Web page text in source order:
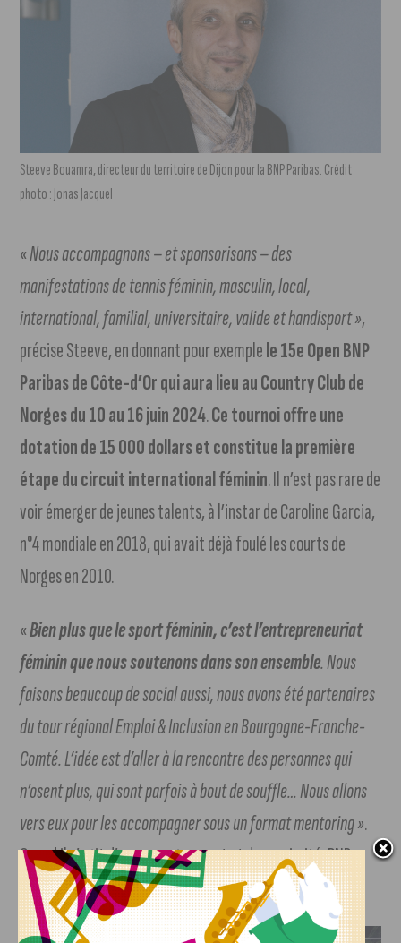
Steeve Bouamra, directeur du territoire de Dijon pour la BNP Paribas. Crédit
photo : Jonas Jacquel
«Nous accompagnons – et sponsorisons – des
manifestations de tennis féminin, masculin, local,
international, familial, universitaire, valide et handisport »,
précise Steeve, en donnant pour exemplele 15e Open BNP
Paribas de Côte-d’Or qui aura lieu au Country Club de
Norges du 10 au 16 juin 2024.Ce tournoi offre une
dotation de 15 000 dollars et constitue la première
étape du circuit international féminin. Il n’est pas rare de
voir émerger de jeunes talents, à l’instar de Caroline Garcia,
n°4 mondiale en 2018, qui avait déjà foulé les courts de
Norges en 2010.
«Bien plus que le sport féminin, c’est l’entrepreneuriat
féminin que nous soutenons dans son ensemble. Nous
faisons beaucoup de social aussi, nous avons été partenaires
du tour régional Emploi & Inclusion en Bourgogne-Franche-
Comté. L’idée est d’aller à la rencontre des personnes qui
n’osent plus, qui sont parfois à bout de souffle… Nous allons
vers eux pour les accompagner sous un format mentoring ».
Quand il s’agit d’accompagnement et de proximité, BNP
Paribas monte au filet.